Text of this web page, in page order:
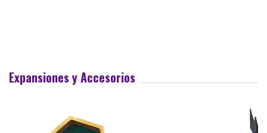
Expansiones y Accesorios